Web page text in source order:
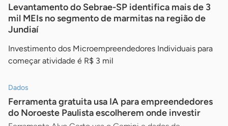
Levantamento do Sebrae-SP identifica mais de 3
mil MEIs no segmento de marmitas na região de
Jundiaí
Investimento dos Microempreendedores Individuais para
começar atividade é R$ 3 mil
Dados
Ferramenta gratuita usa IA para empreendedores
do Noroeste Paulista escolherem onde investir